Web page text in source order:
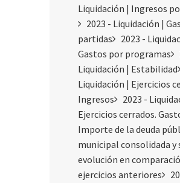
Liquidación | Ingresos
2023 - Liquidación |
partidas
2023 -
Gastos por programas
Liquidación | Estabilidad
Liquidación | Ejercicios
Ingresos
2023 -
Ejercicios cerrados.
Importe de la deuda
municipal consolidada y
evolución en
ejercicios anteriores